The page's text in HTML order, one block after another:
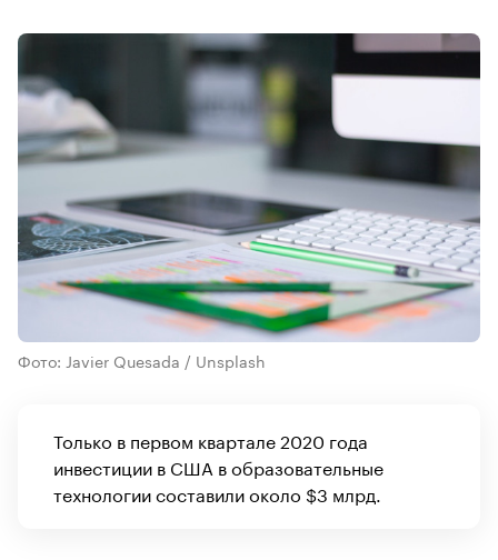
Фото: Javier Quesada / Unsplash
Только в первом квартале 2020 года
инвестиции в США в образовательные
технологии составили около $3 млрд.